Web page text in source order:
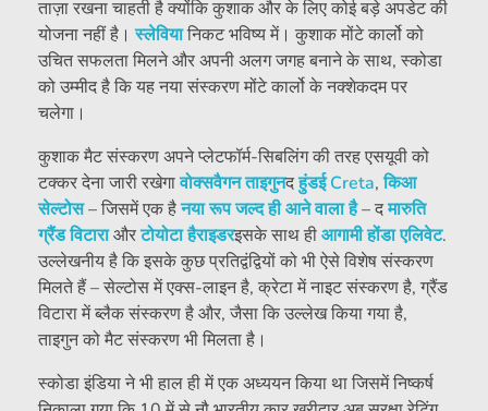
ताज़ा रखना चाहती है क्योंकि कुशाक और के लिए कोई बड़े अपडेट की
योजना नहीं है।स्लेवियानिकट भविष्य में। कुशाक मोंटे कार्लो को
उचित सफलता मिलने और अपनी अलग जगह बनाने के साथ, स्कोडा
को उम्मीद है कि यह नया संस्करण मोंटे कार्लो के नक्शेकदम पर
चलेगा।
कुशाक मैट संस्करण अपने प्लेटफॉर्म-सिबलिंग की तरह एसयूवी को
टक्कर देना जारी रखेगावोक्सवैगन ताइगुनदहुंडई Creta,किआ
सेल्टोस– जिसमें एक हैनया रूप जल्द ही आने वाला है– दमारुति
ग्रैंड विटाराऔरटोयोटा हैराइडरइसके साथ हीआगामी होंडा एलिवेट.
उल्लेखनीय है कि इसके कुछ प्रतिद्वंद्वियों को भी ऐसे विशेष संस्करण
मिलते हैं – सेल्टोस में एक्स-लाइन है, क्रेटा में नाइट संस्करण है, ग्रैंड
विटारा में ब्लैक संस्करण है और, जैसा कि उल्लेख किया गया है,
ताइगुन को मैट संस्करण भी मिलता है।
स्कोडा इंडिया ने भी हाल ही में एक अध्ययन किया था जिसमें निष्कर्ष